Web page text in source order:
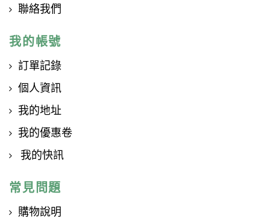
聯絡我們
我的帳號
訂單記錄
個人資訊
我的地址
我的優惠卷
我的快訊
常見問題
購物說明